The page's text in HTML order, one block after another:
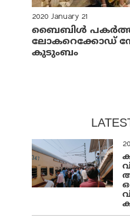
2020 January 21
ബൈബിള്‍
ലോകറെക്കോഡ്
കുടുംബം